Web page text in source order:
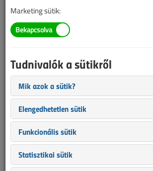
Papír + elektronikus éves
Legyen Ön is a Villanyszerelők Lapja előfizetője!
Marketing sütik:
Tudnivalók a sütikről
Mik azok a sütik?
Elengedhetetlen sütik
Funkcionális sütik
Statisztikai sütik